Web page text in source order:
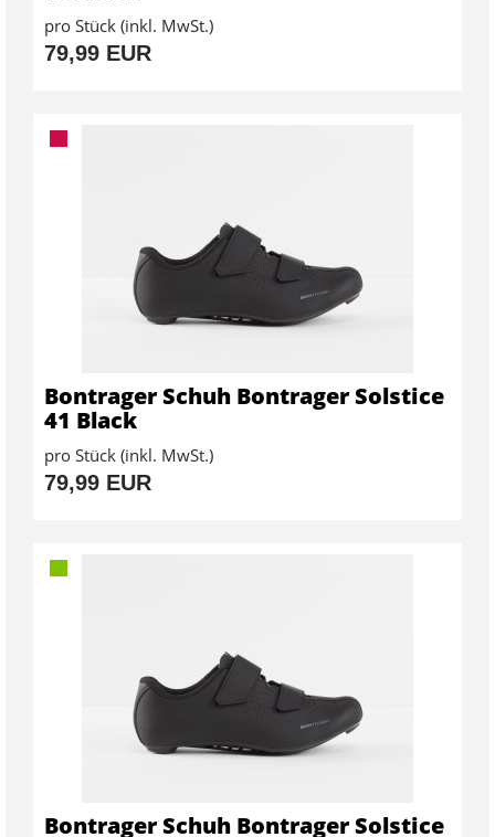
pro Stück (inkl. MwSt.)
79,99 EUR
Bontrager Schuh Bontrager Solstice
41 Black
pro Stück (inkl. MwSt.)
79,99 EUR
Bontrager Schuh Bontrager Solstice